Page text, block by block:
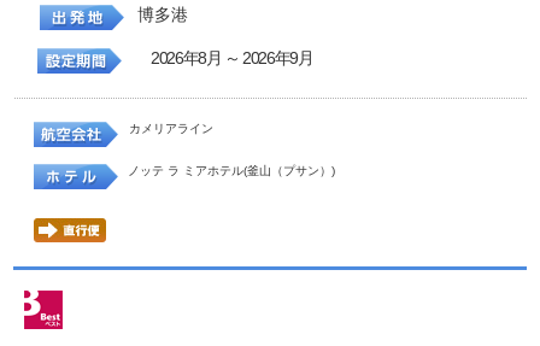
博多港
2026年8月 ～ 2026年9月
カメリアライン
ノッテ ラ ミアホテル(釜山（プサン）)